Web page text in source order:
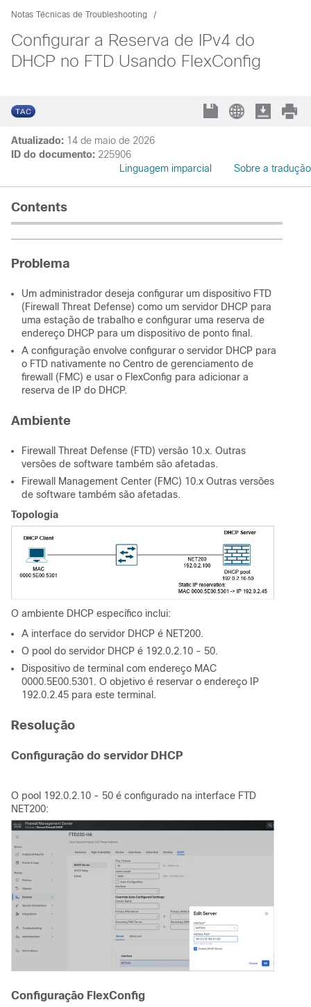
Notas Técnicas de Troubleshooting
Configurar a Reserva de IPv4 do
DHCP no FTD Usando FlexConfig
Atualizado: 14 de maio de 2026
ID do documento: 225906
Linguagem imparcial
Sobre a tradução
Contents
Problema
Um administrador deseja configurar um dispositivo FTD
(Firewall Threat Defense) como um servidor DHCP para
uma estação de trabalho e configurar uma reserva de
endereço DHCP para um dispositivo de ponto final.
A configuração envolve configurar o servidor DHCP para
o FTD nativamente no Centro de gerenciamento de
firewall (FMC) e usar o FlexConfig para adicionar a
reserva de IP do DHCP.
Ambiente
Firewall Threat Defense (FTD) versão 10.x. Outras
versões de software também são afetadas.
Firewall Management Center (FMC) 10.x Outras versões
de software também são afetadas.
Topologia
O ambiente DHCP específico inclui:
A interface do servidor DHCP é NET200.
O pool do servidor DHCP é 192.0.2.10 - 50.
Dispositivo de terminal com endereço MAC
0000.5E00.5301. O objetivo é reservar o endereço IP
192.0.2.45 para este terminal.
Resolução
Configuração do servidor DHCP
O pool 192.0.2.10 - 50 é configurado na interface FTD
NET200:
Configuração FlexConfig